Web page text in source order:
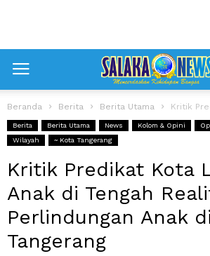
Beranda Berita Berita Utama Kritik Predikat Kota
Berita Berita Utama News Kolom & Opini
Wilayah
~ Kota Tangerang
Kritik Predikat Kota
Anak di Tengah
Perlindungan Anak
Tangerang